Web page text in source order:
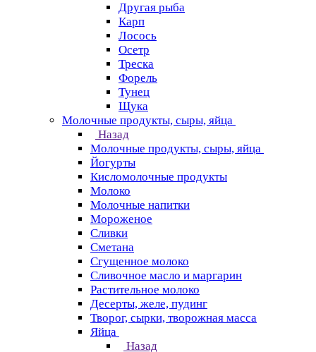
Другая рыба
Карп
Лосось
Осетр
Треска
Форель
Тунец
Щука
Молочные продукты, сыры, яйца
Назад
Молочные продукты, сыры, яйца
Йогурты
Кисломолочные продукты
Молоко
Молочные напитки
Мороженое
Сливки
Сметана
Сгущенное молоко
Сливочное масло и маргарин
Растительное молоко
Десерты, желе, пудинг
Творог, сырки, творожная масса
Яйца
Назад